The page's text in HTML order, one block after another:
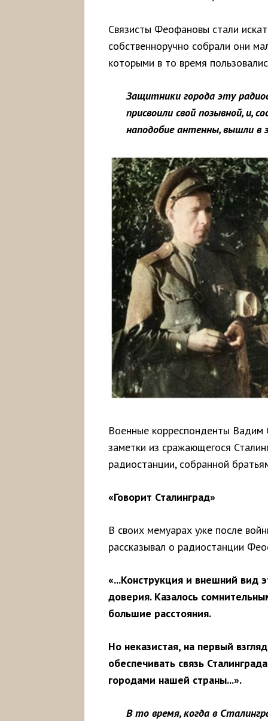
Связисты Феофановы стали
собственноручно собрали они
которыми в то время
Защитники города эту
присвоили свой позывной, и,
наподобиеантенны,вышлив
Военные корреспонденты Вадим
заметки из сражающегося
радиостанции, собранной
«Говорит Сталинград»
В своих мемуарах уже после
рассказывал о радиостанции
«...Конструкция и внешний вид
доверия. Казалось
большие расстояния.
Но неказистая, на первый
обеспечивать связь
городами нашей страны...».
В то время, когда в